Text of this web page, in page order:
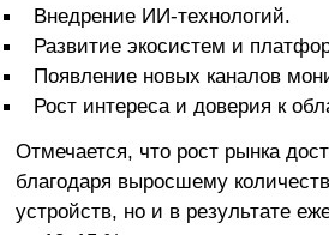
Внедрение ИИ-технологий.
Развитие экосистем и
Появление новых каналов
Рост интереса и доверия к
Отмечается, что рост рынка
благодаря выросшему
устройств, но и в результате